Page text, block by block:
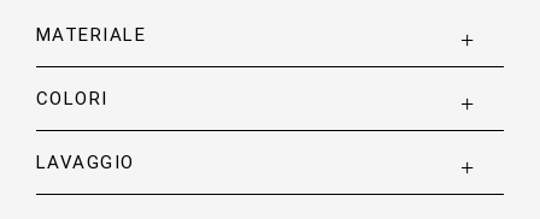
MATERIALE
COLORI
LAVAGGIO